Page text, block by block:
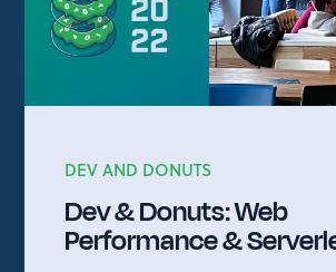
DEV AND DONUTS
Dev & Donuts: Web
Performance &